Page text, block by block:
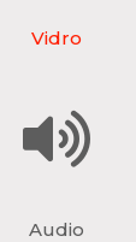
Vidro
Audio